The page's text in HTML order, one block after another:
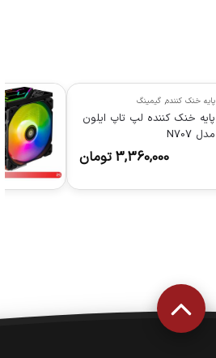
پایه خنک کننده, گیمینگ
پایه خنک کننده لپ تاپ ایلون
مدل N707
3,360,000 تومان